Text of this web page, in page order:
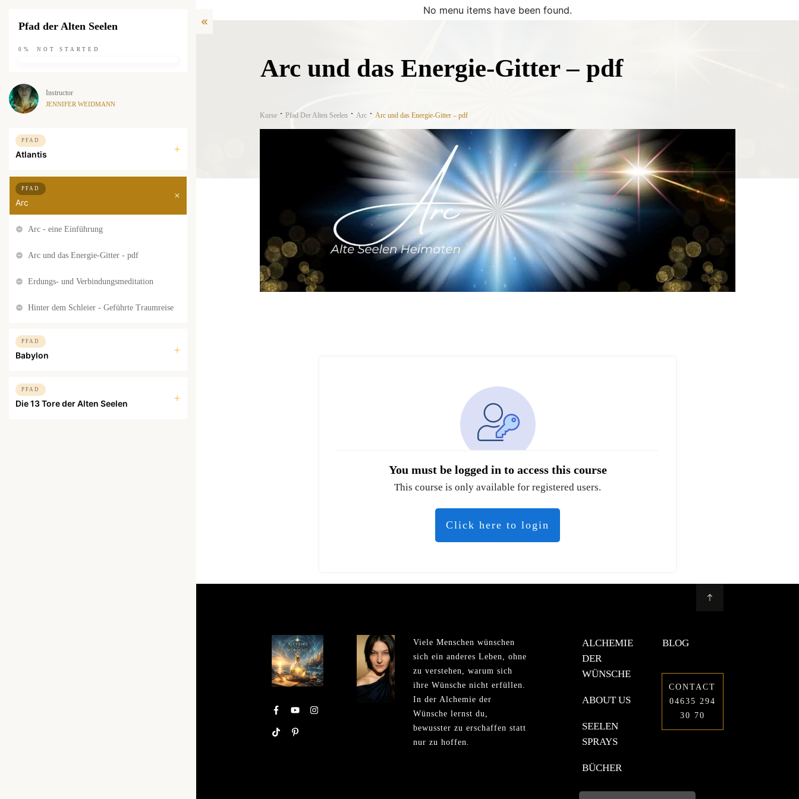
No menu items have been found.
Arc und das Energie-Gitter – pdf
Kurse Pfad Der Alten Seelen Arc Arc und das Energie-Gitter – pdf
You must be logged in to access this course
This course is only available for registered users.
Click here to login
Viele Menschen wünschen
sich ein anderes Leben, ohne
zu verstehen, warum sich
ihre Wünsche nicht erfüllen.
In der Alchemie der
Wünsche lernst du,
bewusster zu erschaffen statt
nur zu hoffen.
ALCHEMIE
DER
WÜNSCHE
ABOUT US
SEELEN
SPRAYS
BÜCHER
BLOG
CONTACT
04635 294
30 70
Pfad der Alten Seelen
0% NOT STARTED
Instructor
JENNIFER WEIDMANN
PFAD
Atlantis
PFAD
Arc
Arc - eine Einführung
Arc und das Energie-Gitter - pdf
Erdungs- und Verbindungsmeditation
Hinter dem Schleier - Geführte Traumreise
PFAD
Babylon
PFAD
Die 13 Tore der Alten Seelen